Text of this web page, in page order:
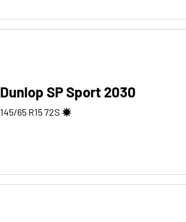
Dunlop SP Sport 2030
145/65 R1572S